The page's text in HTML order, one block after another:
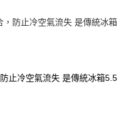
大哥大進項蒐集、處理及利用，
oppay.tw/userRule
疑問，請聯繫「AFTEE先享後付
support/home
，並將交易相關給付款項請求債
，防止冷空氣流失 是傳統冰箱
止冷空氣流失 是傳統冰箱5.5